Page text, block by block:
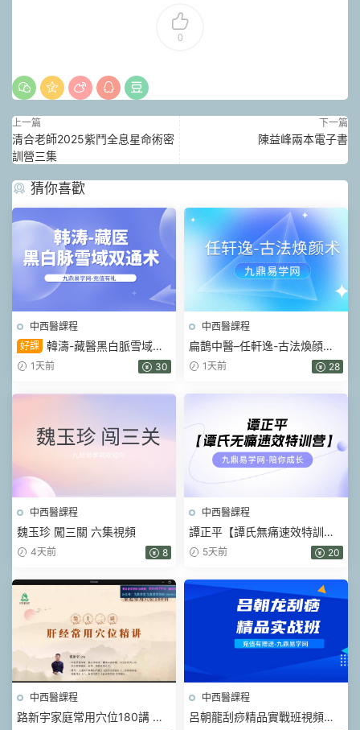
0
上一篇
清合老師2025紫鬥全息星命術密
訓營三集
下一篇
陳益峰兩本電子書
猜你喜歡
中西醫課程
好課 韓濤-藏醫黑白脈雪域雙
通術 視頻45集
1天前 30
中西醫課程
扁鵲中醫–任軒逸-古法煥顔術
(線上課) 視頻33集
1天前 28
中西醫課程
魏玉珍 闖三關 六集視頻
4天前 8
中西醫課程
譚正平【譚氏無痛速效特訓
營】線下班（現場視頻）52集
5天前 20
中西醫課程
路新宇家庭常用穴位180講 視
中西醫課程
呂朝龍刮痧精品實戰班視頻課